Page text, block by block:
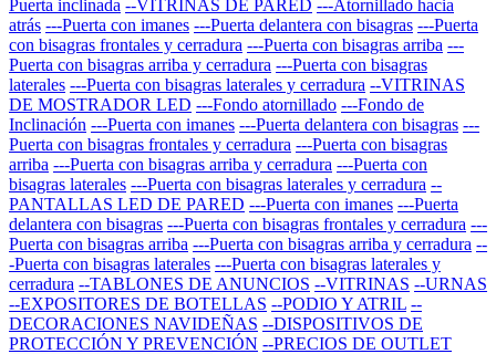
Puerta inclinada --VITRINAS DE PARED ---Atornillado hacia
atrás ---Puerta con imanes ---Puerta delantera con bisagras ---Puerta
con bisagras frontales y cerradura ---Puerta con bisagras arriba ---
Puerta con bisagras arriba y cerradura ---Puerta con bisagras
laterales ---Puerta con bisagras laterales y cerradura --VITRINAS
DE MOSTRADOR LED ---Fondo atornillado ---Fondo de
Inclinación ---Puerta con imanes ---Puerta delantera con bisagras ---
Puerta con bisagras frontales y cerradura ---Puerta con bisagras
arriba ---Puerta con bisagras arriba y cerradura ---Puerta con
bisagras laterales ---Puerta con bisagras laterales y cerradura --
PANTALLAS LED DE PARED ---Puerta con imanes ---Puerta
delantera con bisagras ---Puerta con bisagras frontales y cerradura ---
Puerta con bisagras arriba ---Puerta con bisagras arriba y cerradura --
-Puerta con bisagras laterales ---Puerta con bisagras laterales y
cerradura --TABLONES DE ANUNCIOS --VITRINAS --URNAS
--EXPOSITORES DE BOTELLAS --PODIO Y ATRIL --
DECORACIONES NAVIDEÑAS --DISPOSITIVOS DE
PROTECCIÓN Y PREVENCIÓN --PRECIOS DE OUTLET